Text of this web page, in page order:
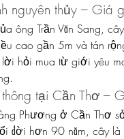
nguyên thủy – Giá
ông Trần Văn Sang,
cao gần 5m và tán
lời hỏi mua từ giới yêu
tại Cần Thơ –
Phương ở Cần Thơ
đời hơn 90 năm, cây